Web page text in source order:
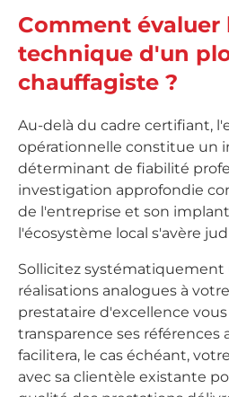
Comment évaluer
technique d'un
chauffagiste ?
Au-delà du cadre certifiant,
opérationnelle constitue un
déterminant de fiabilité
investigation approfondie
de l'entreprise et son
l'écosystème local s'avère
Sollicitez systématiquement
réalisations analogues à
prestataire d'excellence
transparence ses références
facilitera, le cas échéant,
avec sa clientèle existante